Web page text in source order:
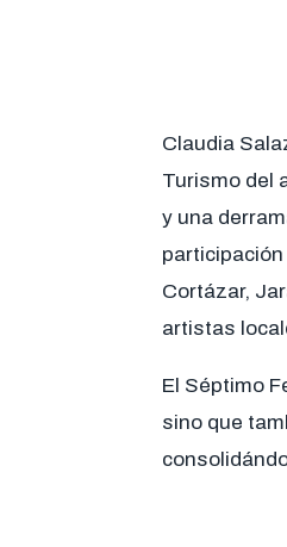
Claudia
Turismo del
y una
Cortázar,
artistas
El Séptimo
sino que